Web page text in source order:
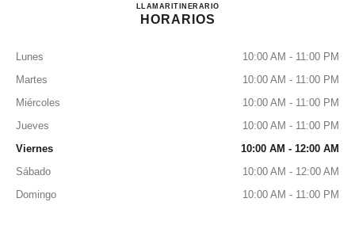
LLAMAR68258580ITINERARIOCHANEL BEAUTÉ THE
HORARIOS
Lunes
10:00 AM - 11:00 PM
Martes
10:00 AM - 11:00 PM
Miércoles
10:00 AM - 11:00 PM
Jueves
10:00 AM - 11:00 PM
Viernes
10:00 AM - 12:00 AM
Sábado
10:00 AM - 12:00 AM
Domingo
10:00 AM - 11:00 PM